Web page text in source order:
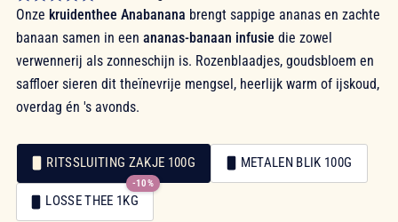
Onze kruidenthee Anabanana brengt sappige ananas en zachte
banaan samen in een ananas-banaan infusie die zowel
verwennerij als zonneschijn is. Rozenblaadjes, goudsbloem en
saffloer sieren dit theïnevrije mengsel, heerlijk warm of ijskoud,
overdag én 's avonds.
Verpakking
Verpakking
RITSSLUITING ZAKJE 100G METALEN BLIK 100G
LOSSE THEE 1KG
-10%